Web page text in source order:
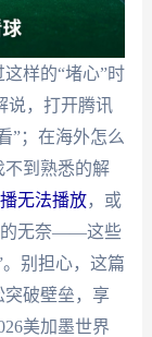
样的“堵心”时
说，打开腾讯
”；在海外怎么
到熟悉的解
无法播放，或
的无奈——这些
别担心，这篇
破壁垒，享
美加墨世界